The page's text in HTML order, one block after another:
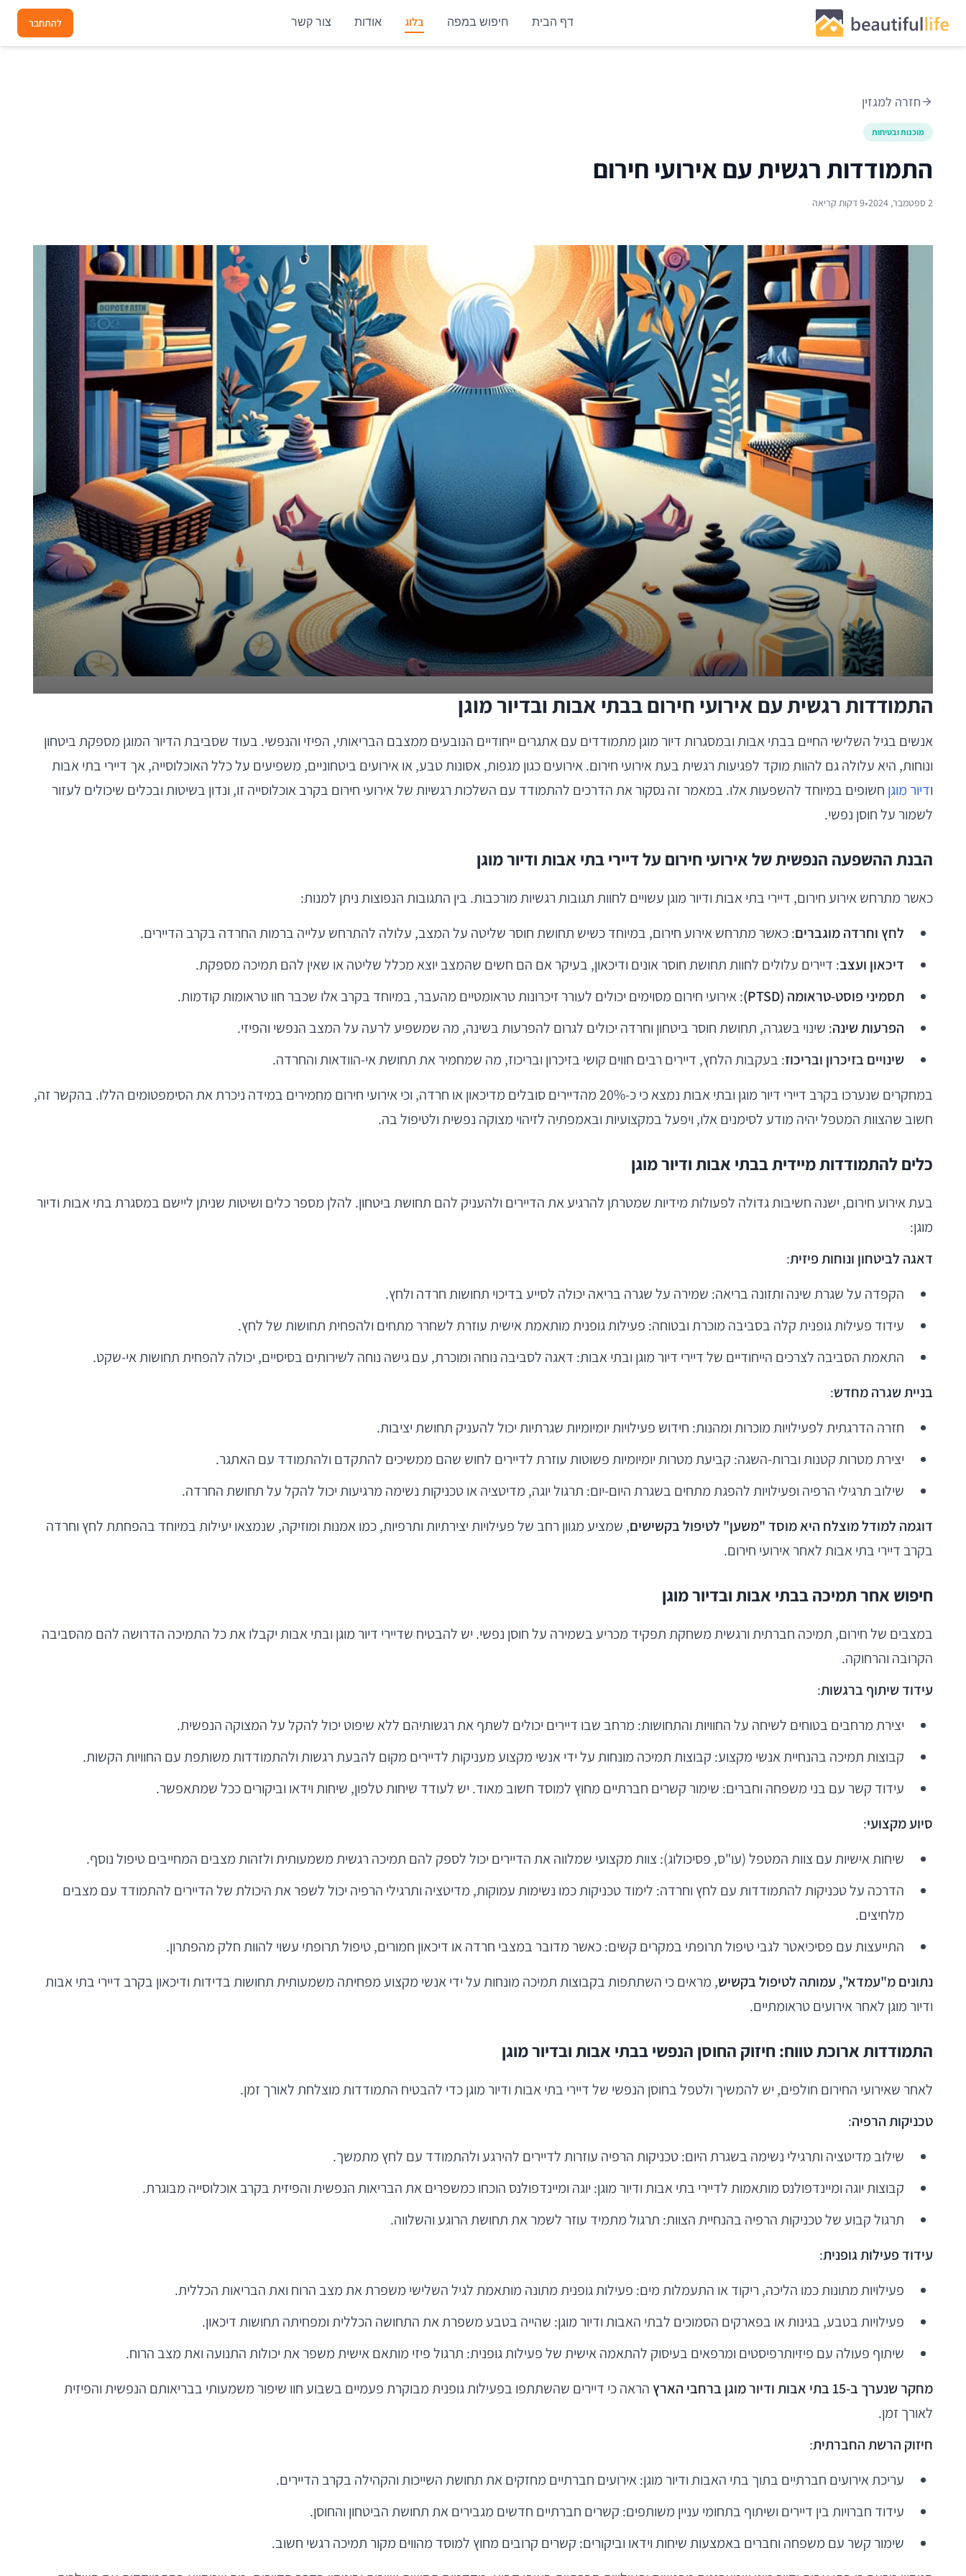
דף הבית חיפוש במפה בלוג אודות צור קשר להתחבר
חזרה למגזין
מוכנות ובטיחות
התמודדות רגשית עם אירועי חירום
2 ספטמבר, 2024 •9 דקות קריאה
התמודדות רגשית עם אירועי חירום בבתי אבות ובדיור מוגן
אנשים בגיל השלישי החיים בבתי אבות ובמסגרות דיור מוגן מתמודדים עם אתגרים ייחודיים הנובעים ממצבם הבריאותי, הפיזי והנפשי. בעוד שסביבת הדיור המוגן מספקת ביטחון
ונוחות, היא עלולה גם להוות מוקד לפגיעות רגשית בעת אירועי חירום. אירועים כגון מגפות, אסונות טבע, או אירועים ביטחוניים, משפיעים על כלל האוכלוסייה, אך דיירי בתי אבות
ודיור מוגן חשופים במיוחד להשפעות אלו. במאמר זה נסקור את הדרכים להתמודד עם השלכות רגשיות של אירועי חירום בקרב אוכלוסייה זו, ונדון בשיטות ובכלים שיכולים לעזור
לשמור על חוסן נפשי.
הבנת ההשפעה הנפשית של אירועי חירום על דיירי בתי אבות ודיור מוגן
כאשר מתרחש אירוע חירום, דיירי בתי אבות ודיור מוגן עשויים לחוות תגובות רגשיות מורכבות. בין התגובות הנפוצות ניתן למנות:
לחץ וחרדה מוגברים: כאשר מתרחש אירוע חירום, במיוחד כשיש תחושת חוסר שליטה על המצב, עלולה להתרחש עלייה ברמות החרדה בקרב הדיירים.
דיכאון ועצב: דיירים עלולים לחוות תחושת חוסר אונים ודיכאון, בעיקר אם הם חשים שהמצב יוצא מכלל שליטה או שאין להם תמיכה מספקת.
תסמיני פוסט-טראומה (PTSD)
: אירועי חירום מסוימים יכולים לעורר זיכרונות טראומטיים מהעבר, במיוחד בקרב אלו שכבר חוו טראומות קודמות.
הפרעות שינה: שינוי בשגרה, תחושת חוסר ביטחון וחרדה יכולים לגרום להפרעות בשינה, מה שמשפיע לרעה על המצב הנפשי והפיזי.
שינויים בזיכרון ובריכוז: בעקבות הלחץ, דיירים רבים חווים קושי בזיכרון ובריכוז, מה שמחמיר את תחושת אי-הוודאות והחרדה.
במחקרים שנערכו בקרב דיירי דיור מוגן ובתי אבות נמצא כי כ-20% מהדיירים סובלים מדיכאון או חרדה, וכי אירועי חירום מחמירים במידה ניכרת את הסימפטומים הללו. בהקשר זה,
חשוב שהצוות המטפל יהיה מודע לסימנים אלו, ויפעל במקצועיות ובאמפתיה לזיהוי מצוקה נפשית ולטיפול בה.
כלים להתמודדות מיידית בבתי אבות ודיור מוגן
בעת אירוע חירום, ישנה חשיבות גדולה לפעולות מידיות שמטרתן להרגיע את הדיירים ולהעניק להם תחושת ביטחון. להלן מספר כלים ושיטות שניתן ליישם במסגרת בתי אבות ודיור
מוגן:
דאגה לביטחון ונוחות פיזית:
הקפדה על שגרת שינה ותזונה בריאה: שמירה על שגרה בריאה יכולה לסייע בדיכוי תחושות חרדה ולחץ.
עידוד פעילות גופנית קלה בסביבה מוכרת ובטוחה: פעילות גופנית מותאמת אישית עוזרת לשחרר מתחים ולהפחית תחושות של לחץ.
התאמת הסביבה לצרכים הייחודיים של דיירי דיור מוגן ובתי אבות: דאגה לסביבה נוחה ומוכרת, עם גישה נוחה לשירותים בסיסיים, יכולה להפחית תחושות אי-שקט.
בניית שגרה מחדש:
חזרה הדרגתית לפעילויות מוכרות ומהנות: חידוש פעילויות יומיומיות שגרתיות יכול להעניק תחושת יציבות.
יצירת מטרות קטנות וברות-השגה: קביעת מטרות יומיומיות פשוטות עוזרת לדיירים לחוש שהם ממשיכים להתקדם ולהתמודד עם האתגר.
שילוב תרגילי הרפיה ופעילויות להפגת מתחים בשגרת היום-יום: תרגול יוגה, מדיטציה או טכניקות נשימה מרגיעות יכול להקל על תחושת החרדה.
דוגמה למודל מוצלח היא מוסד "משען" לטיפול בקשישים, שמציע מגוון רחב של פעילויות יצירתיות ותרפיות, כמו אמנות ומוזיקה, שנמצאו יעילות במיוחד בהפחתת לחץ וחרדה
בקרב דיירי בתי אבות לאחר אירועי חירום.
חיפוש אחר תמיכה בבתי אבות ובדיור מוגן
במצבים של חירום, תמיכה חברתית ורגשית משחקת תפקיד מכריע בשמירה על חוסן נפשי. יש להבטיח שדיירי דיור מוגן ובתי אבות יקבלו את כל התמיכה הדרושה להם מהסביבה
הקרובה והרחוקה.
עידוד שיתוף ברגשות:
יצירת מרחבים בטוחים לשיחה על החוויות והתחושות: מרחב שבו דיירים יכולים לשתף את רגשותיהם ללא שיפוט יכול להקל על המצוקה הנפשית.
קבוצות תמיכה בהנחיית אנשי מקצוע: קבוצות תמיכה מונחות על ידי אנשי מקצוע מעניקות לדיירים מקום להבעת רגשות ולהתמודדות משותפת עם החוויות הקשות.
עידוד קשר עם בני משפחה וחברים: שימור קשרים חברתיים מחוץ למוסד חשוב מאוד. יש לעודד שיחות טלפון, שיחות וידאו וביקורים ככל שמתאפשר.
סיוע מקצועי:
שיחות אישיות עם צוות המטפל (עו"ס, פסיכולוג): צוות מקצועי שמלווה את הדיירים יכול לספק להם תמיכה רגשית משמעותית ולזהות מצבים המחייבים טיפול נוסף.
הדרכה על טכניקות להתמודדות עם לחץ וחרדה: לימוד טכניקות כמו נשימות עמוקות, מדיטציה ותרגילי הרפיה יכול לשפר את היכולת של הדיירים להתמודד עם מצבים
מלחיצים.
התייעצות עם פסיכיאטר לגבי טיפול תרופתי במקרים קשים: כאשר מדובר במצבי חרדה או דיכאון חמורים, טיפול תרופתי עשוי להוות חלק מהפתרון.
נתונים מ"עמדא", עמותה לטיפול בקשיש, מראים כי השתתפות בקבוצות תמיכה מונחות על ידי אנשי מקצוע מפחיתה משמעותית תחושות בדידות ודיכאון בקרב דיירי בתי אבות
ודיור מוגן לאחר אירועים טראומתיים.
התמודדות ארוכת טווח: חיזוק החוסן הנפשי בבתי אבות ובדיור מוגן
לאחר שאירועי החירום חולפים, יש להמשיך ולטפל בחוסן הנפשי של דיירי בתי אבות ודיור מוגן כדי להבטיח התמודדות מוצלחת לאורך זמן.
טכניקות הרפיה:
שילוב מדיטציה ותרגילי נשימה בשגרת היום: טכניקות הרפיה עוזרות לדיירים להירגע ולהתמודד עם לחץ מתמשך.
קבוצות יוגה ומיינדפולנס מותאמות לדיירי בתי אבות ודיור מוגן: יוגה ומיינדפולנס הוכחו כמשפרים את הבריאות הנפשית והפיזית בקרב אוכלוסייה מבוגרת.
תרגול קבוע של טכניקות הרפיה בהנחיית הצוות: תרגול מתמיד עוזר לשמר את תחושת הרוגע והשלווה.
עידוד פעילות גופנית:
פעילויות מתונות כמו הליכה, ריקוד או התעמלות מים: פעילות גופנית מתונה מותאמת לגיל השלישי משפרת את מצב הרוח ואת הבריאות הכללית.
פעילויות בטבע, בגינות או בפארקים הסמוכים לבתי האבות ודיור מוגן: שהייה בטבע משפרת את התחושה הכללית ומפחיתה תחושות דיכאון.
שיתוף פעולה עם פיזיותרפיסטים ומרפאים בעיסוק להתאמה אישית של פעילות גופנית: תרגול פיזי מותאם אישית משפר את יכולות התנועה ואת מצב הרוח.
מחקר שנערך ב-15 בתי אבות ודיור מוגן ברחבי הארץ
הראה כי דיירים שהשתתפו בפעילות גופנית מבוקרת פעמיים בשבוע חוו שיפור משמעותי בבריאותם הנפשית והפיזית
לאורך זמן.
חיזוק הרשת החברתית:
עריכת אירועים חברתיים בתוך בתי האבות ודיור מוגן: אירועים חברתיים מחזקים את תחושת השייכות והקהילה בקרב הדיירים.
עידוד חברויות בין דיירים ושיתוף בתחומי עניין משותפים: קשרים חברתיים חדשים מגבירים את תחושת הביטחון והחוסן.
שימור קשר עם משפחה וחברים באמצעות שיחות וידאו וביקורים: קשרים קרובים מחוץ למוסד מהווים מקור תמיכה רגשי חשוב.